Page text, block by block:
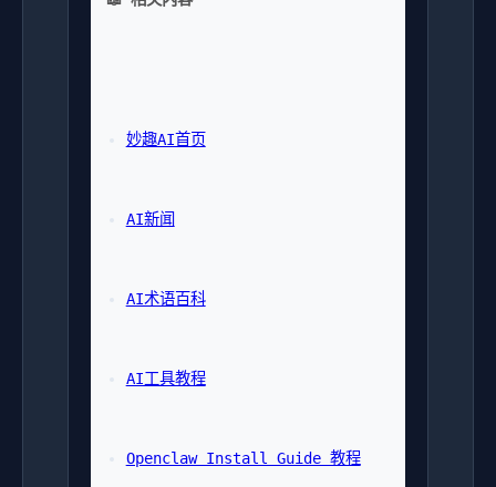
妙趣AI首页
AI新闻
AI术语百科
AI工具教程
Openclaw Install Guide 教程